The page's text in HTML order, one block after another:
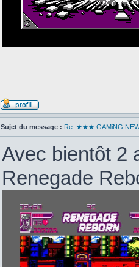
Sujet du message : Re: ★★★ GAMiNG
Avec bientôt 2
Renegade